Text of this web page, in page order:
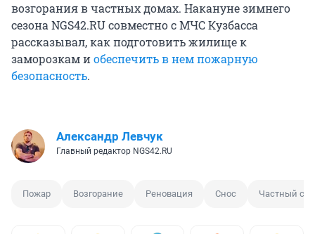
возгорания в частных домах. Накануне зимнего
сезона NGS42.RU совместно с МЧС Кузбасса
рассказывал, как подготовить жилище к
заморозкам иобеспечить в нем пожарную
безопасность.
Александр Левчук
Главный редактор NGS42.RU
Пожар Возгорание Реновация Снос Частный